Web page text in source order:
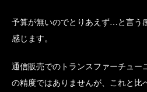
予算が無いのでとりあえず…と言う
感じます。
通信販売でのトランスファーチュー
の精度ではありませんが、これと比